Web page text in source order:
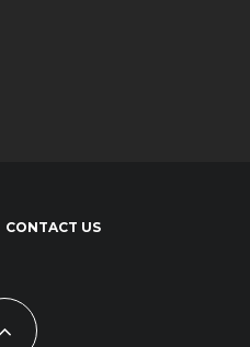
CONTACT US